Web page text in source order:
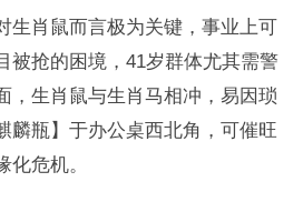
生肖鼠而言极为关键，事业上可
被抢的困境，41岁群体尤其需警
，生肖鼠与生肖马相冲，易因琐
麟瓶】于办公桌西北角，可催旺
化危机。